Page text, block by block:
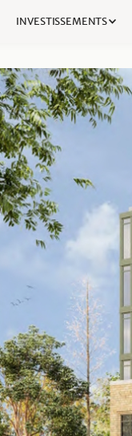
INVESTISSEMENTS